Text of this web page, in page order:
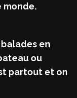
monde.
en
ou
partout et on